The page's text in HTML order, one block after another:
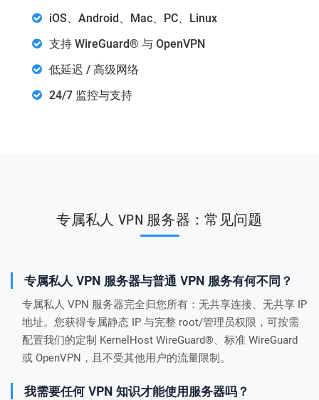
iOS、Android、Mac、PC、Linux
支持 WireGuard® 与 OpenVPN
低延迟 / 高级网络
24/7 监控与支持
专属私人 VPN 服务器：常见问题
专属私人 VPN 服务器与普通 VPN 服务有何不同？
专属私人 VPN 服务器完全归您所有：无共享连接、无共享 IP
地址。您获得专属静态 IP 与完整 root/管理员权限，可按需
配置我们的定制 KernelHost WireGuard®、标准 WireGuard
或 OpenVPN，且不受其他用户的流量限制。
我需要任何 VPN 知识才能使用服务器吗？